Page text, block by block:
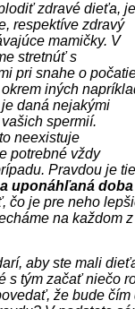
zdravé dieťa, je
respektíve zdravý
mamičky. V
stretnúť s
pri snahe o
iných
daná nejakými
spermií.
neexistuje
potrebné vždy
Pravdou je
uponáhľaná doba
čo je pre neho
na každom
aby ste mali
s tým začať niečo
že bude